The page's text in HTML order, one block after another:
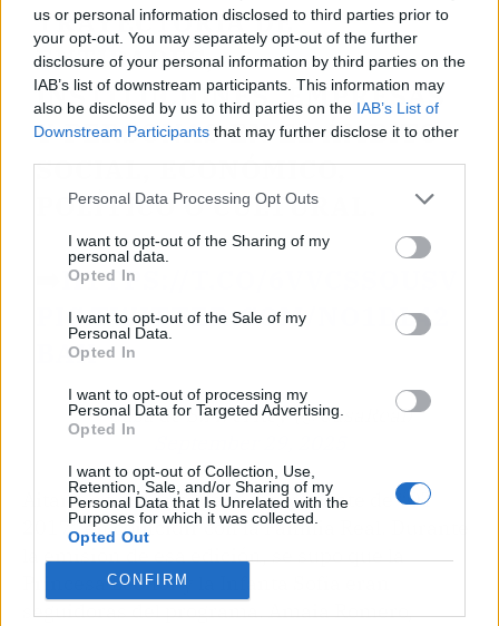
us or personal information disclosed to third parties prior to
your opt-out. You may separately opt-out of the further
disclosure of your personal information by third parties on the
IAB’s list of downstream participants. This information may
also be disclosed by us to third parties on the IAB’s List of
Downstream Participants that may further disclose it to other
Personal Data Processing Opt Outs
I want to opt-out of the Sharing of my
personal data.
Opted In
I want to opt-out of the Sale of my
Personal Data.
Opted In
I want to opt-out of processing my
Personal Data for Targeted Advertising.
Opted In
I want to opt-out of Collection, Use,
Retention, Sale, and/or Sharing of my
Personal Data that Is Unrelated with the
Purposes for which it was collected.
Opted Out
CONFIRM
TRAYECTORIA DE
ENTIDADES,
INSTITUCIONES, EMPRESAS
Y PERSONAS EN EL ÁMBITO
SOCIAL, ECONÓMICO,
POLÍTICO O CULTURAL.
HTTPS://T.CO/6VVCSSOUSV
PIC.TWITTER.COM/NO1DL42
BAK
— Casa de S.M. el Rey (@CasaReal)
Aitana no es la primera concursante de “OT
2017” en coincidir con la Familia Real. Durante
la emisión de esa edición, se supo que la
Princesa Leonor y la Infanta Sofía eran
seguidoras del programa. Amaia Romero,